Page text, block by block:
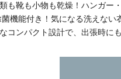
も靴も小物も乾燥！ハンガー
機能付き！気になる洗えな
コンパクト設計で、出張時に